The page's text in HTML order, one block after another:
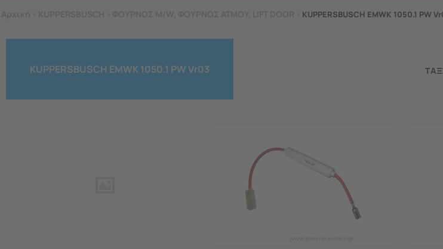
KUPPERSBUSCH EMWK 1050.1 PW
KUPPERSBUSCH EMWK 1050.1 PW Vr03